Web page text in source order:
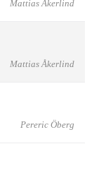
Mattias Åkerlind
Mattias Åkerlind
Pereric Öberg